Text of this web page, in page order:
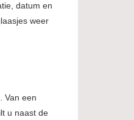
datum en
weer
Van een
u naast de